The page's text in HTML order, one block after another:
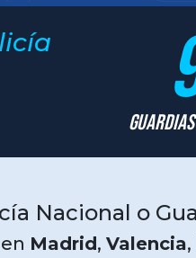
Nacional o
en Madrid, Valencia,